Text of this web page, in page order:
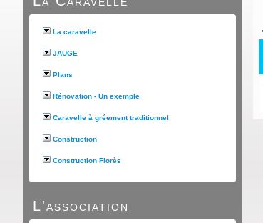
La caravelle
JAUGE
Plans
Rénovation - Un exemple
Caravelle à gréement traditionnel
Construction
Construction Florès
L'association